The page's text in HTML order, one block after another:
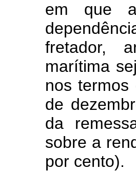
em que
fretador,
marítima
nos
de
da
sobre a
por cento).